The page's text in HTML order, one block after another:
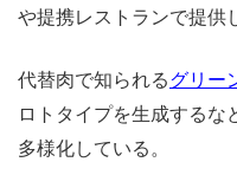
や提携レストランで提供
代替肉で知られるグリー
ロトタイプを生成するな
多様化している。